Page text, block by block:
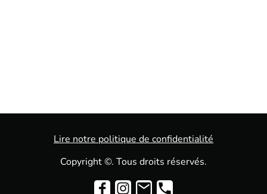
Lire notre politique de confidentialité
Copyright ©. Tous droits réservés.